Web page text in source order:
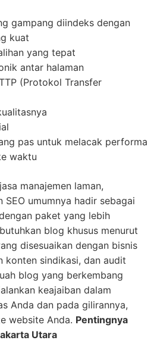
gampang diindeks dengan
kuat
yang tepat
antar halaman
(Protokol Transfer
pas untuk melacak performa
waktu
manajemen laman,
SEO umumnya hadir sebagai
paket yang lebih
blog khusus menurut
disesuaikan dengan bisnis
konten sindikasi, dan audit
blog yang berkembang
keajaiban dalam
Anda dan pada gilirannya,
website Anda. Pentingnya
Utara